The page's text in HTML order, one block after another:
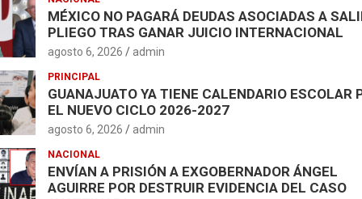
MÉXICO NO PAGARÁ DEUDAS ASOCIADAS A
PLIEGO TRAS GANAR JUICIO INTERNACIONAL
agosto 6, 2026 admin
PRINCIPAL
GUANAJUATO YA TIENE CALENDARIO ESCOLAR
EL NUEVO CICLO 2026-2027
agosto 6, 2026 admin
NACIONAL
ENVÍAN A PRISIÓN A EXGOBERNADOR ÁNGEL
AGUIRRE POR DESTRUIR EVIDENCIA DEL CASO